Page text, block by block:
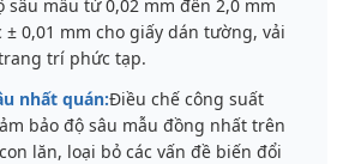
mẫu từ 0,02 mm đến 2,0 mm
± 0,01 mm cho giấy dán tường, vải
trí phức tạp.
nhất quán:Điều chế công suất
bảo độ sâu mẫu đồng nhất trên
lăn, loại bỏ các vấn đề biến đổi